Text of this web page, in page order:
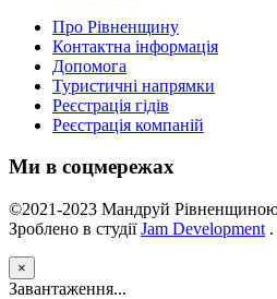
Про Рівненщину
Контактна інформація
Допомога
Туристичні напрямки
Реєстрація гідів
Реєстрація компаній
Ми в соцмережах
©2021-2023 Мандруй
Зроблено в студіїJam Development .
×
Завантаження...